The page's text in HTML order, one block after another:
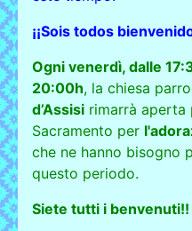
¡¡Sois todos
Ogni venerdì, dalle
20:00h, la chiesa
d’Assisi rimarrà aperta
Sacramento per
che ne hanno bisogno
questo periodo.
Siete tutti i benvenuti!!